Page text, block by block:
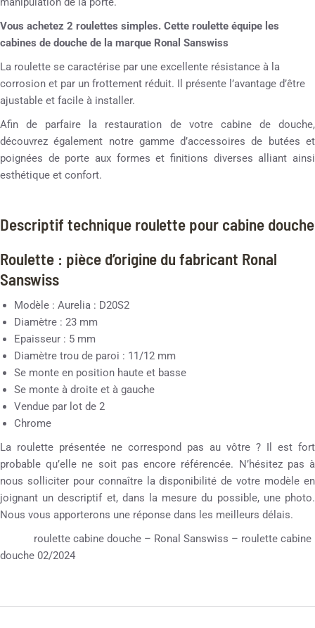
Vous achetez 2 roulettes simples. Cette roulette équipe les
cabines de douche de la marque Ronal Sanswiss
La roulette se caractérise par une excellente résistance à la
corrosion et par un frottement réduit. Il présente l’avantage d’être
ajustable et facile à installer.
Afin de parfaire la restauration de votre cabine de douche,
découvrez également notre gamme d’accessoires de butées et
poignées de porte aux formes et finitions diverses alliant ainsi
esthétique et confort.
Descriptif technique roulette pour cabine douche
Roulette : pièce d’origine du fabricant Ronal
Sanswiss
Modèle : Aurelia : D20S2
Diamètre : 23 mm
Epaisseur : 5 mm
Diamètre trou de paroi : 11/12 mm
Se monte en position haute et basse
Se monte à droite et à gauche
Vendue par lot de 2
Chrome
La roulette présentée ne correspond pas au vôtre ? Il est fort
probable qu’elle ne soit pas encore référencée. N’hésitez pas à
nous solliciter pour connaître la disponibilité de votre modèle en
joignant un descriptif et, dans la mesure du possible, une photo.
Nous vous apporterons une réponse dans les meilleurs délais.
roulette cabine douche – Ronal Sanswiss – roulette cabine
douche 02/2024